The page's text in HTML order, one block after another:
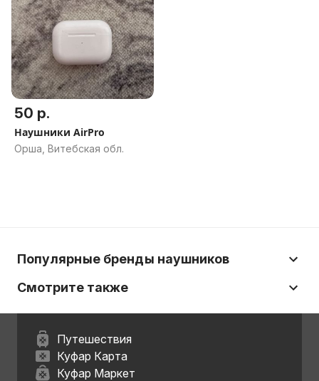
50 р.
Наушники AirPro
Орша, Витебская обл.
Популярные бренды наушников
Смотрите также
Путешествия
Куфар Карта
Куфар Маркет